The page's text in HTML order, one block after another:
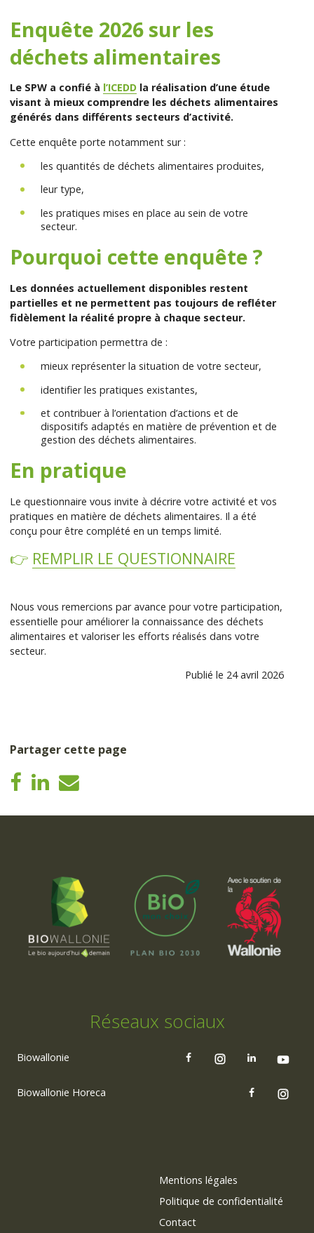
Enquête 2026 sur les
déchets alimentaires
Le SPW a confié à l’ICEDD la réalisation d’une étude
visant à mieux comprendre les déchets alimentaires
générés dans différents secteurs d’activité.
Cette enquête porte notamment sur:
les quantités de déchets alimentaires produites,
leur type,
les pratiques mises en place au sein de votre
secteur.
Pourquoi cette enquête ?
Les données actuellement disponibles restent
partielles et ne permettent pas toujours de refléter
fidèlement la réalité propre à chaque secteur.
Votre participation permettra de:
mieux représenter la situation de votre secteur,
identifier les pratiques existantes,
et contribuer à l’orientation d’actions et de
dispositifs adaptés en matière de prévention et de
gestion des déchets alimentaires.
En pratique
Le questionnaire vous invite à décrire votre activité et vos
pratiques en matière de déchets alimentaires. Il a été
conçu pour être complété en un temps limité.
👉 REMPLIR LE QUESTIONNAIRE
Nous vous remercions par avance pour votre participation,
essentielle pour améliorer la connaissance des déchets
alimentaires et valoriser les efforts réalisés dans votre
secteur.
Publié le 24 avril 2026
Partager cette page
Réseaux sociaux
Biowallonie
Biowallonie Horeca
Mentions légales
Politique de confidentialité
Contact